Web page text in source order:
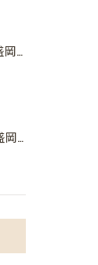
アクセサリー入荷【盛岡の雑貨屋】
クリスマスギフト【盛岡の雑貨屋】